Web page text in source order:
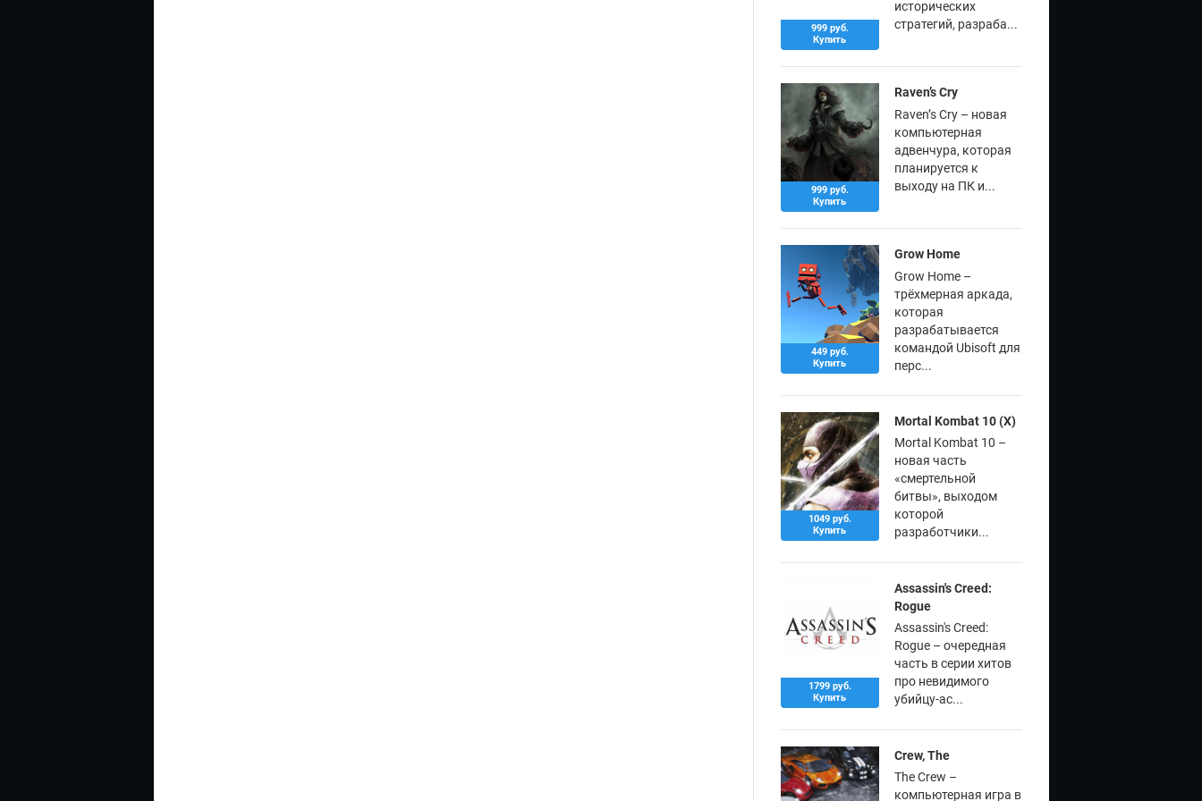
999 руб.
Купить
исторических
стратегий, разраба...
999 руб.
Купить
Raven’s Cry
Raven’s Cry – новая
компьютерная
адвенчура, которая
планируется к
выходу на ПК и...
449 руб.
Купить
Grow Home
Grow Home –
трёхмерная аркада,
которая
разрабатывается
командой Ubisoft для
перс...
1049 руб.
Купить
Mortal Kombat 10 (X)
Mortal Kombat 10 –
новая часть
«смертельной
битвы», выходом
которой
разработчики...
1799 руб.
Купить
Assassin's Creed:
Rogue
Assassin's Creed:
Rogue – очередная
часть в серии хитов
про невидимого
убийцу-ас...
Crew, The
The Crew –
компьютерная игра в